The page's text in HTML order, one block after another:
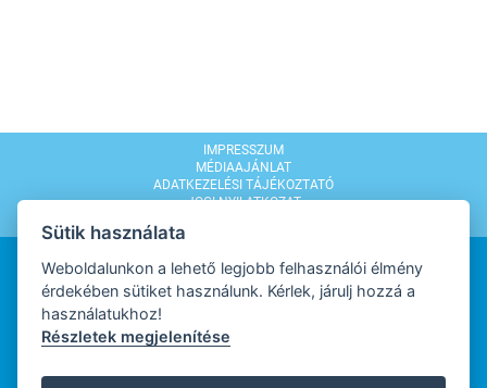
IMPRESSZUM
MÉDIAAJÁNLAT
ADATKEZELÉSI TÁJÉKOZTATÓ
JOGI NYILATKOZAT
WEBDESIGN
Sütik használata
Weboldalunkon a lehető legjobb felhasználói élmény
érdekében sütiket használunk. Kérlek, járulj hozzá a
használatukhoz!
Részletek megjelenítése